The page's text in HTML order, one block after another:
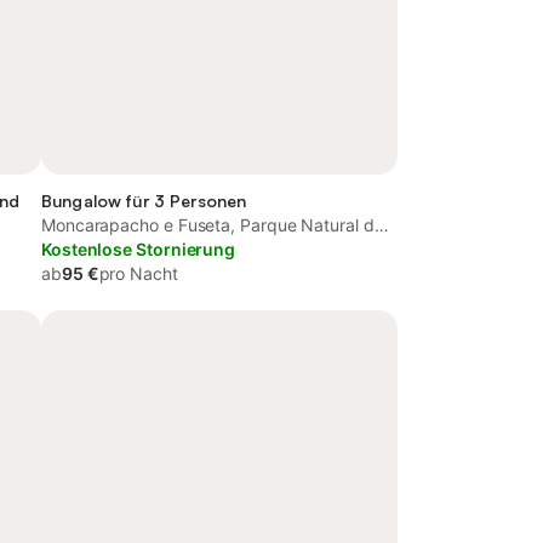
Bungalow für 3 Personen
Moncarapacho e Fuseta, Parque Natural da
Ria Formosa
Kostenlose Stornierung
ab95 €pro Nacht